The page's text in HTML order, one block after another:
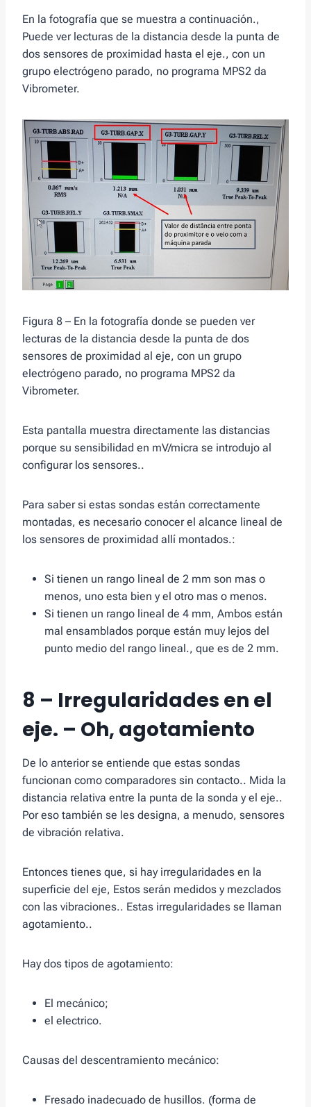
En la fotografía que se muestra a continuación.,
Puede ver lecturas de la distancia desde la punta de
dos sensores de proximidad hasta el eje., con un
grupo electrógeno parado, no programa MPS2 da
Vibrometer.
Figura 8 – En la fotografía donde se pueden ver
lecturas de la distancia desde la punta de dos
sensores de proximidad al eje, con un grupo
electrógeno parado, no programa MPS2 da
Vibrometer.
Esta pantalla muestra directamente las distancias
porque su sensibilidad en mV/micra se introdujo al
configurar los sensores..
Para saber si estas sondas están correctamente
montadas, es necesario conocer el alcance lineal de
los sensores de proximidad allí montados.:
Si tienen un rango lineal de 2 mm son mas o
menos, uno esta bien y el otro mas o menos.
Si tienen un rango lineal de 4 mm, Ambos están
mal ensamblados porque están muy lejos del
punto medio del rango lineal., que es de 2 mm.
8 – Irregularidades en el
eje. – Oh, agotamiento
De lo anterior se entiende que estas sondas
funcionan como comparadores sin contacto.. Mida la
distancia relativa entre la punta de la sonda y el eje..
Por eso también se les designa, a menudo, sensores
de vibración relativa.
Entonces tienes que, si hay irregularidades en la
superficie del eje, Estos serán medidos y mezclados
con las vibraciones.. Estas irregularidades se llaman
agotamiento..
Hay dos tipos de agotamiento:
El mecánico;
el electrico.
Causas del descentramiento mecánico:
Fresado inadecuado de husillos. (forma de